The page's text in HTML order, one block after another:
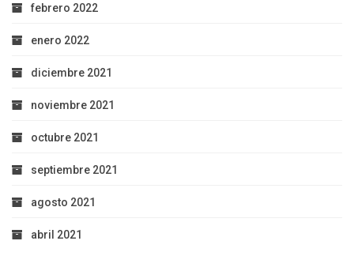
febrero 2022
enero 2022
diciembre 2021
noviembre 2021
octubre 2021
septiembre 2021
agosto 2021
abril 2021